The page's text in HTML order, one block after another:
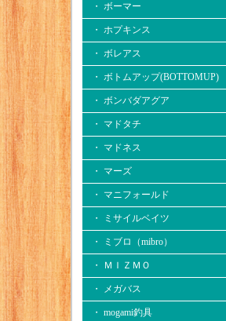
・ ボーマー
・ ホプキンス
・ ボレアス
・ ボトムアップ(BOTTOMUP)
・ ボンバダアグア
・ マドタチ
・ マドネス
・ マーズ
・ マニフォールド
・ ミサイルベイツ
・ ミブロ（mibro）
・ ＭＩＺＭＯ
・ メガバス
・ mogami釣具